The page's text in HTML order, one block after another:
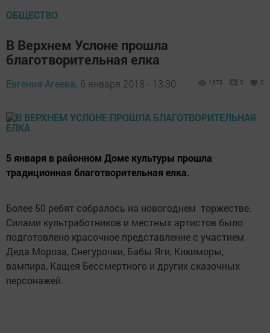
ОБЩЕСТВО
В Верхнем Услоне прошла
благотворительная елка
Евгения Агеева, 6 января 2018 - 13:30 1878 0 0
5 января в районном Доме культуры прошла
традиционная благотворительная елка.
Более 50 ребят собралось на новогоднем торжестве.
Силами культработников и местных артистов было
подготовлено красочное представление с участием
Деда Мороза, Снегурочки, Бабы Яги, Кикиморы,
вампира, Кащея Бессмертного и других сказочных
персонажей.